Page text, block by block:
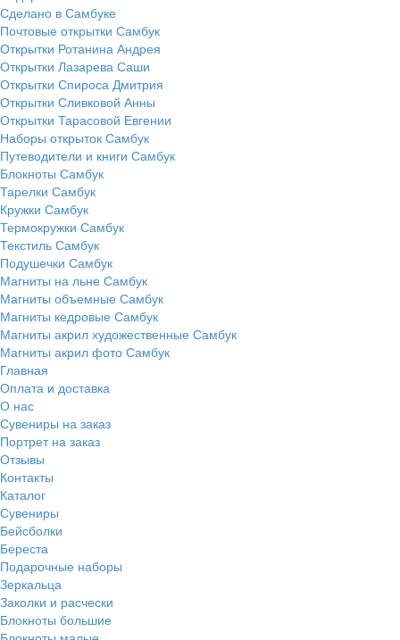
Сделано в Самбуке
Почтовые открытки Самбук
Открытки Ротанина Андрея
Открытки Лазарева Саши
Открытки Спироса Дмитрия
Открытки Сливковой Анны
Открытки Тарасовой Евгении
Наборы открыток Самбук
Путеводители и книги Самбук
Блокноты Самбук
Тарелки Самбук
Кружки Самбук
Термокружки Самбук
Текстиль Самбук
Подушечки Самбук
Магниты на льне Самбук
Магниты объемные Самбук
Магниты кедровые Самбук
Магниты акрил художественные Самбук
Магниты акрил фото Самбук
Главная
Оплата и доставка
О нас
Сувениры на заказ
Портрет на заказ
Отзывы
Контакты
Каталог
Сувениры
Бейсболки
Береста
Подарочные наборы
Зеркальца
Заколки и расчески
Блокноты большие